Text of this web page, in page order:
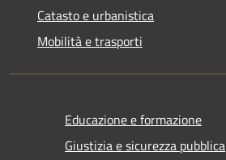
Catasto e urbanistica
Mobilità e trasporti
Educazione e formazione
Giustizia e sicurezza pubblica